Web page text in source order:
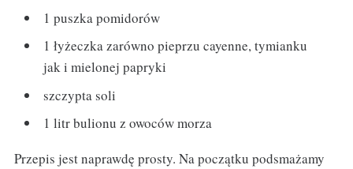
1 puszka pomidorów
1 łyżeczka zarówno pieprzu cayenne, tymianku
jak i mielonej papryki
szczypta soli
1 litr bulionu z owoców morza
Przepis jest naprawdę prosty. Na początku podsmażamy